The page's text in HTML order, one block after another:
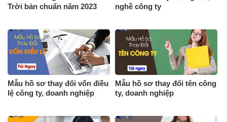
Trời bản chuẩn năm 2023
nghề công ty
Mẫu hồ sơ thay đổi vốn điều
lệ công ty, doanh nghiệp
Mẫu hồ sơ thay đổi tên công
ty, doanh nghiệp